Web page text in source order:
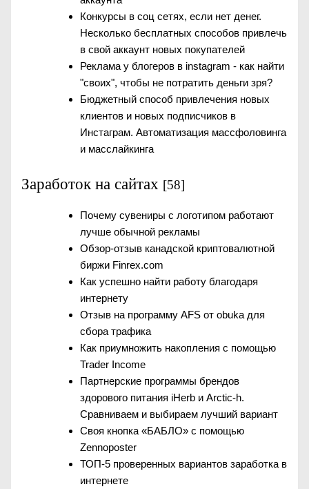
Конкурсы в соц сетях, если нет денег.
Несколько бесплатных способов привлечь
в свой аккаунт новых покупателей
Реклама у блогеров в instagram - как найти
"своих", чтобы не потратить деньги зря?
Бюджетный способ привлечения новых
клиентов и новых подписчиков в
Инстаграм. Автоматизация массфоловинга
и масслайкинга
Заработок на сайтах [58]
Почему сувениры с логотипом работают
лучше обычной рекламы
Обзор-отзыв канадской криптовалютной
биржи Finrex.com
Как успешно найти работу благодаря
интернету
Отзыв на программу AFS от obuka для
сбора трафика
Как приумножить накопления с помощью
Trader Income
Партнерские программы брендов
здорового питания iHerb и Arctic-h.
Сравниваем и выбираем лучший вариант
Своя кнопка «БАБЛО» с помощью
Zennoposter
ТОП-5 проверенных вариантов заработка в
интернете